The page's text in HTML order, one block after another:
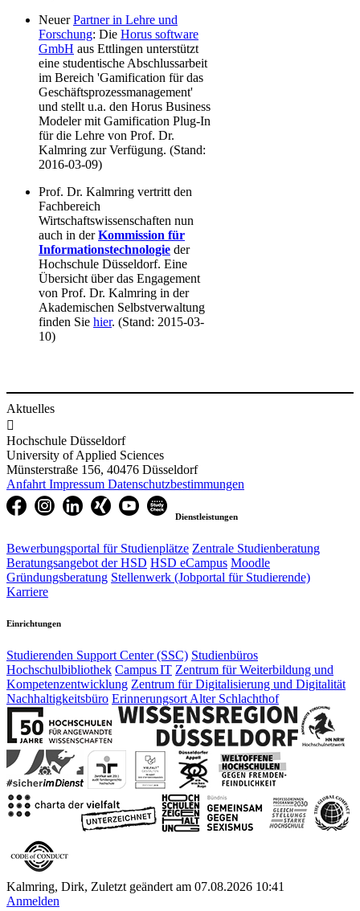
NeuerPartner in Lehre und
Forschung: Die Horus software
GmbH aus Ettlingen unterstützt
eine studentische Abschlussarbeit
im Bereich 'Gamification für das
Geschäftsprozessmanagement'
und stellt u.a. den Horus Business
Modeler mit Gamification Plug-In
für die Lehre von Prof. Dr.
Kalmring zur Verfügung. (Stand:
2016-03-09)
Prof. Dr. Kalmring vertritt den
Fachbereich
Wirtschaftswissenschaften nun
auch in derKommission für
Informationstechnologie der
Hochschule Düsseldorf. Eine
Übersicht über das Engagement
von Prof. Dr. Kalmring in der
Akademischen Selbstverwaltung
finden Sie hier. (Stand: 2015-03-
10)
Aktuelles

Hochschule Düsseldorf
University of Applied Sciences
Münsterstraße 156, 40476 Düsseldorf
Anfahrt Impressum Datenschutzbestimmungen
Dienstleistungen
Bewerbungsportal für Studienplätze Zentrale Studienberatung
Beratungsangebot der HSD HSD eCampus Moodle
Gründungsberatung Stellenwerk (Jobportal für Studierende)
Karriere
Einrichtungen
Studierenden Support Center (SSC) Studienbüros
Hochschulbibliothek Campus IT Zentrum für Weiterbildung und
Kompetenzentwicklung Zentrum für Digitalisierung und Digitalität
Nachhaltigkeitsbüro Erinnerungsort Alter Schlachthof
Kalmring, Dirk, Zuletzt geändert am 07.08.2026 10:41
Anmelden